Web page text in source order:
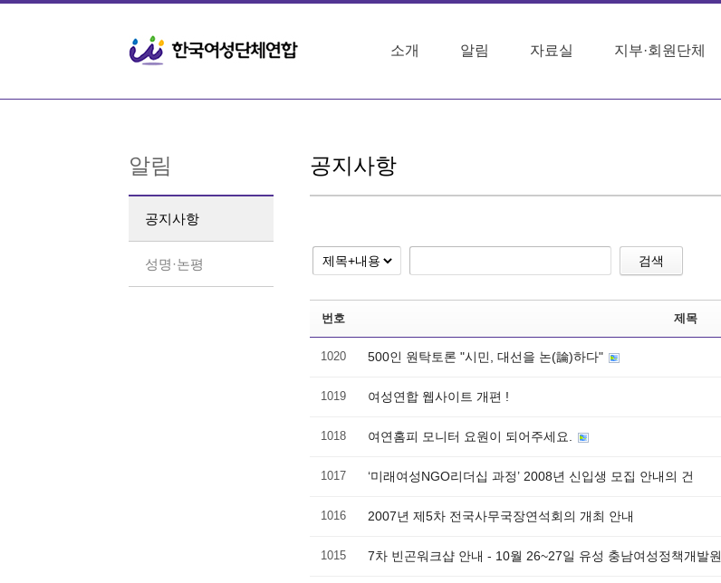
소개 알림 자료실 지부·회원단체
알림
공지사항
성명·논평
공지사항
검색
번호 제목
1020 500인 원탁토론 "시민, 대선을 논(論)하다"
1019 여성연합 웹사이트 개편 !
1018 여연홈피 모니터 요원이 되어주세요.
1017 ‘미래여성NGO리더십 과정’ 2008년 신입생 모집 안내의 건
1016 2007년 제5차 전국사무국장연석회의 개최 안내
1015 7차 빈곤워크샵 안내 - 10월 26~27일 유성 충남여성정책개발원